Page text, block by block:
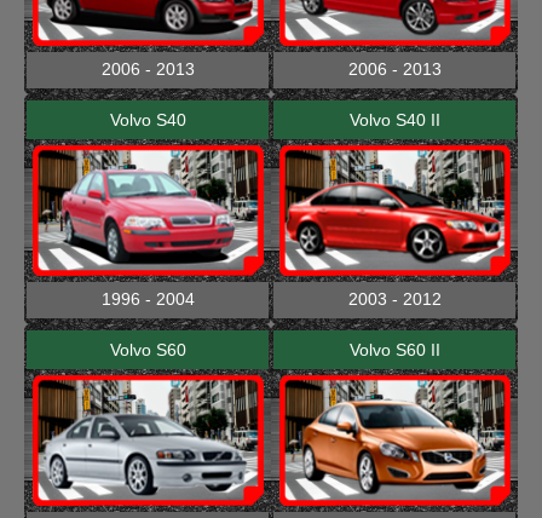
2006 - 2013 2006 - 2013
Volvo S40
1996 - 2004
Volvo S40 II
2003 - 2012
Volvo S60 Volvo S60 II